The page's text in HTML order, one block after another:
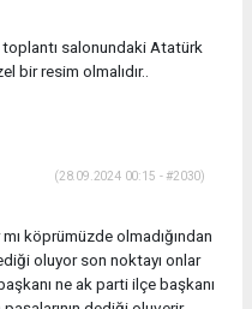
salonundaki Atatürk
bir resim olmalıdır..
(28.09.2024 00:15 - #2030)
köprümüzde olmadığından
oluyor son noktayı onlar
ne ak parti ilçe başkanı